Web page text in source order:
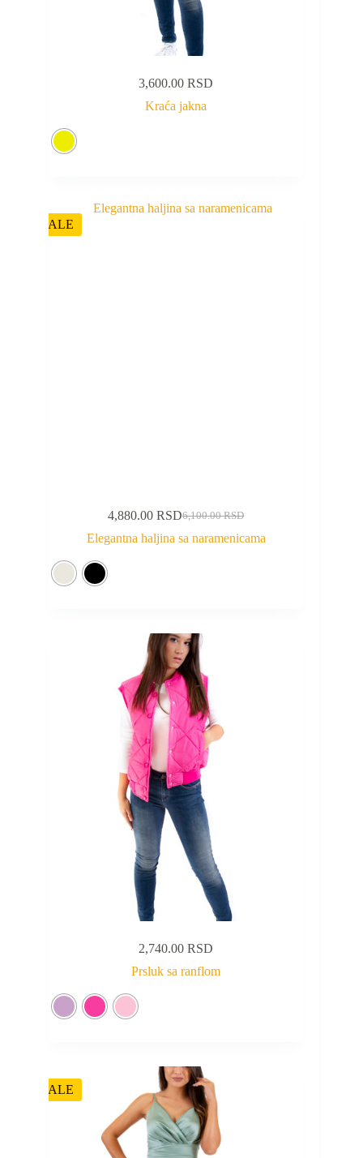
3,600.00RSD
Kraća jakna
SALE
6,100.00RSD
4,880.00RSD
Elegantna haljina sa naramenicama
2,740.00RSD
Prsluk sa ranflom
SALE